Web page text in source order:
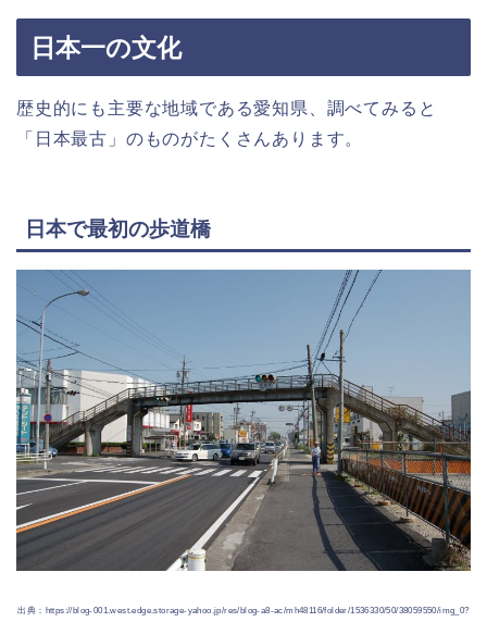
日本一の文化
歴史的にも主要な地域である愛知県、調べてみると
「日本最古」のものがたくさんあります。
日本で最初の歩道橋
出典：https://blog-001.west.edge.storage-yahoo.jp/res/blog-a8-ac/mh48116/folder/1536330/50/38059550/img_0?